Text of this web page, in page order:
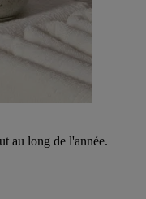
au long de l'année.